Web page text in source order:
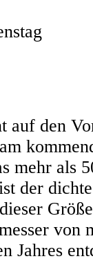
auf den
mehr als
der
von
Jahres